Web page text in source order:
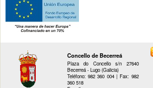
Concello de Becerreá
Plaza do Concello s/n 27640
Becerreá - Lugo (Galicia)
Teléfono: 982 360 004 | Fax: 982
360 518